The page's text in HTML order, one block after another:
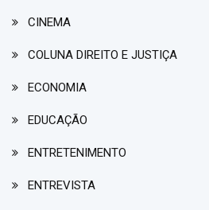
CINEMA
COLUNA DIREITO E JUSTIÇA
ECONOMIA
EDUCAÇÃO
ENTRETENIMENTO
ENTREVISTA